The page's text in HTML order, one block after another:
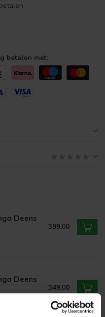
betalen met:
Deens
399,00
Deens
349,00